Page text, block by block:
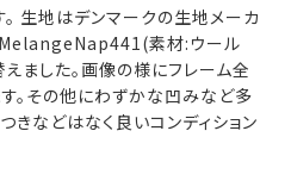
生地はデンマークの生地メーカ
素材:ウール
ました。画像の様にフレーム全
。その他にわずかな凹みなど多
きなどはなく良いコンディション